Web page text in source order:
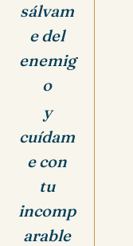
sálvam
e del
enemig
o
y
cuídam
e con
tu
incomp
arable